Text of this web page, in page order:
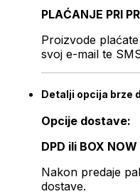
PLAĆANJE PRI
Proizvode plaćate
svoj e-mail te
Detalji opcija brze
Opcije dostave:
DPD ili BOX
Nakon predaje
dostave.